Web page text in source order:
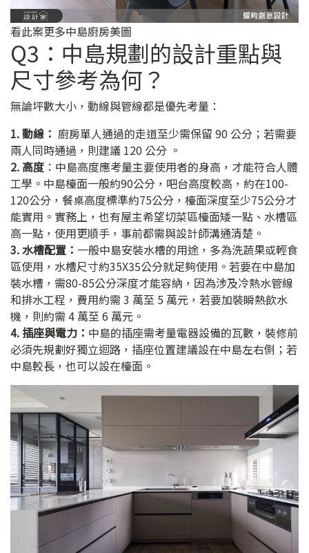
看此案更多中島廚房美圖
Q3：中島規劃的設計重點與
尺寸參考為何？
無論坪數大小，動線與管線都是優先考量：
1. 動線： 廚房單人通過的走道至少需保留 90 公分；若需要
兩人同時通過，則建議 120 公分 。
2. 高度 ：中島高度應考量主要使用者的身高，才能符合人體
工學。中島檯面一般約90公分，吧台高度較高，約在100-
120公分，餐桌高度標準約75公分，檯面深度至少75公分才
能實用。實務上，也有屋主希望切菜區檯面矮一點、水槽區
高一點，使用更順手，事前都需與設計師溝通清楚。
3. 水槽配置： 一般中島安裝水槽的用途，多為洗蔬果或輕食
區使用，水槽尺寸約35X35公分就足夠使用。若要在中島加
裝水槽，需80-85公分深度才能容納，因為涉及冷熱水管線
和排水工程，費用約需 3 萬至 5 萬元，若要加裝瞬熱飲水
機，則約需 4 萬至 6 萬元。
4. 插座與電力： 中島的插座需考量電器設備的瓦數，裝修前
必須先規劃好獨立迴路，插座位置建議設在中島左右側；若
中島較長，也可以設在檯面。